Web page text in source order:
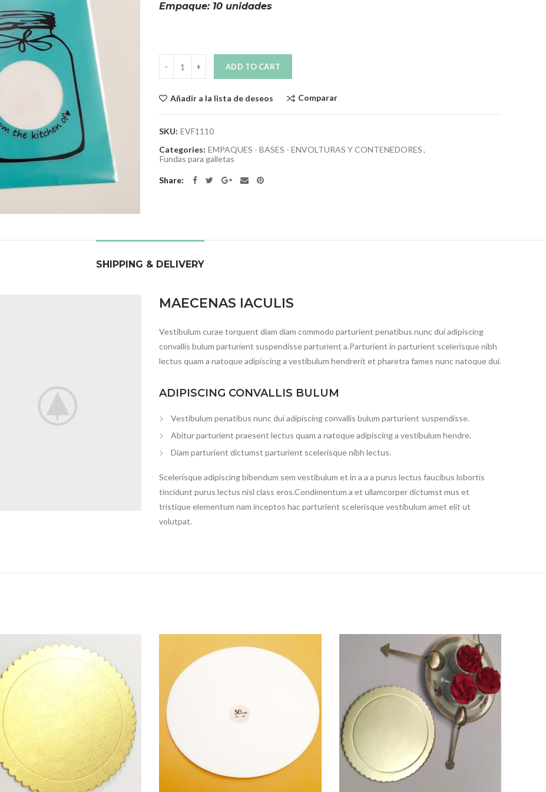
Empaque: 10 unidades
ADD TO CART
Añadir a la lista de deseos Comparar
SKU: EVF1110
Categories: EMPAQUES - BASES - ENVOLTURAS Y CONTENEDORES,
Fundas para galletas
Share
SHIPPING & DELIVERY
MAECENAS IACULIS
Vestibulum curae torquent diam diam commodo parturient penatibus nunc dui adipiscing
convallis bulum parturient suspendisse parturient a.Parturient in parturient scelerisque nibh
lectus quam a natoque adipiscing a vestibulum hendrerit et pharetra fames nunc natoque dui.
ADIPISCING CONVALLIS BULUM
Vestibulum penatibus nunc dui adipiscing convallis bulum parturient suspendisse.
Abitur parturient praesent lectus quam a natoque adipiscing a vestibulum hendre.
Diam parturient dictumst parturient scelerisque nibh lectus.
Scelerisque adipiscing bibendum sem vestibulum et in a a a purus lectus faucibus lobortis
tincidunt purus lectus nisl class eros.Condimentum a et ullamcorper dictumst mus et
tristique elementum nam inceptos hac parturient scelerisque vestibulum amet elit ut
volutpat.